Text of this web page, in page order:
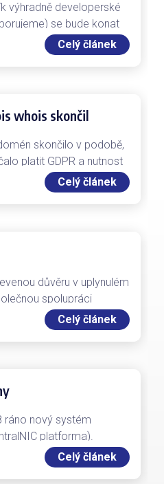
výhradně developerské
se bude konat
v Cowo CB
Celý článek
whois skončil
skončilo v podobě,
platit GDPR a nutnost
Celý článek
důvěru v uplynulém
spolupráci
Vám…Celý článek
ráno nový systém
platforma).
jsme provedli
Celý článek